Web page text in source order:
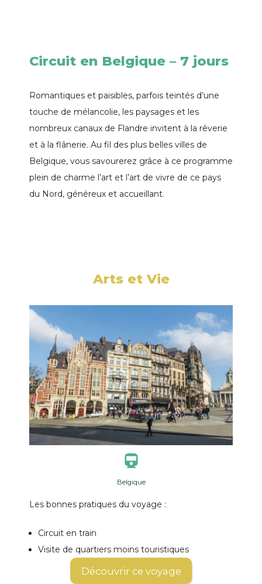
Circuit en Belgique – 7 jours
Romantiques et paisibles, parfois teintés d’une
touche de mélancolie, les paysages et les
nombreux canaux de Flandre invitent à la rêverie
et à la flânerie. Au fil des plus belles villes de
Belgique, vous savourerez grâce à ce programme
plein de charme l’art et l’art de vivre de ce pays
du Nord, généreux et accueillant.
Arts et Vie
Belgique
Les bonnes pratiques du voyage :
Circuit en train
Visite de quartiers moins touristiques
Découvrir ce voyage